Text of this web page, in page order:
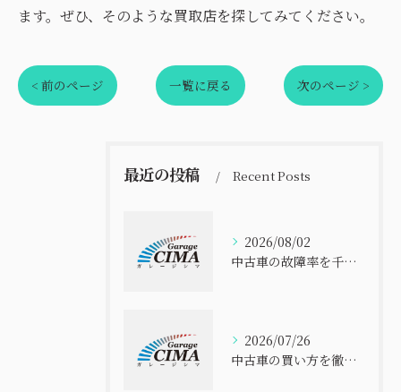
ます。ぜひ、そのような買取店を探してみてください。
< 前のページ 一覧に戻る 次のページ >
最近の投稿 Recent Posts
2026/08/02
中古車の故障率を千葉県で比べて安全に選ぶ実践ポイント
2026/07/26
中古車の買い方を徹底解説 初心者でも失敗しない選び方と安心購入ガイド